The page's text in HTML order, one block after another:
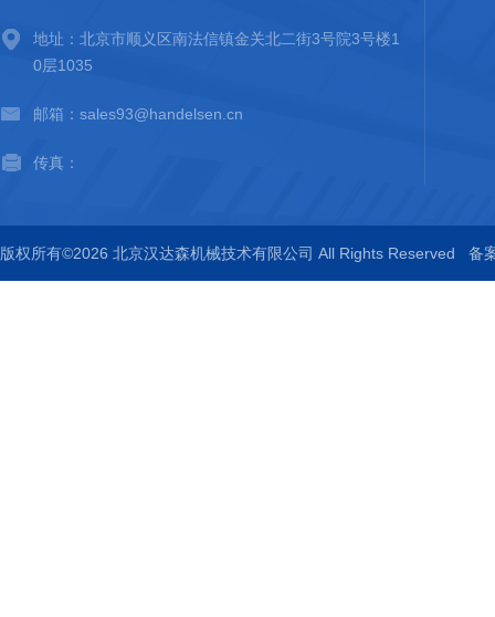
地址：北京市顺义区南法信镇金关北二街3号院3号楼1
0层1035
邮箱：sales93@handelsen.cn
传真：
版权所有©2026 北京汉达森机械技术有限公司 All Rights Reserved 备